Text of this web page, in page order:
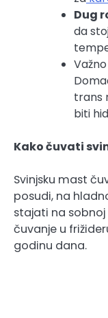
Dug
da
trans
biti
Kako čuvati
Svinjsku mast
posudi, na
stajati na
čuvanje u
godinu dana.